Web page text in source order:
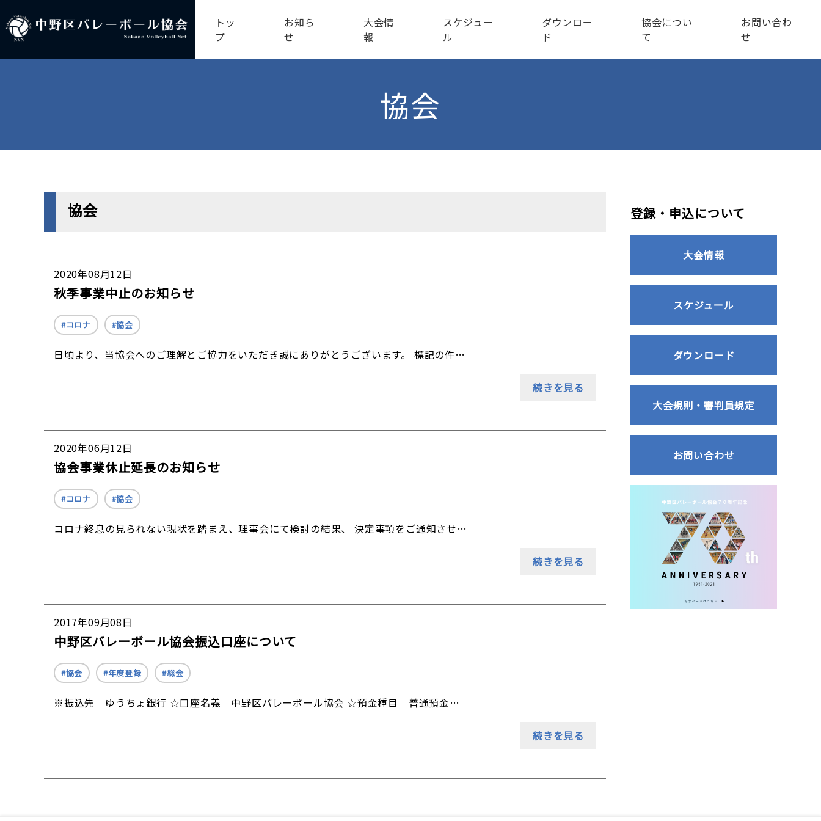
トッ
プ
お知ら
せ
大会情
報
スケジュー
ル
ダウンロー
ド
協会につい
て
お問い合わ
せ
協会
協会
2020年08月12日
秋季事業中止のお知らせ
コロナ 協会
日頃より、当協会へのご理解とご協力をいただき誠にありがとうございます。 標記の件…
続きを見る
2020年06月12日
協会事業休止延長のお知らせ
コロナ 協会
コロナ終息の見られない現状を踏まえ、理事会にて検討の結果、 決定事項をご通知させ…
続きを見る
2017年09月08日
中野区バレーボール協会振込口座について
協会 年度登録 総会
※振込先 ゆうちょ銀行 ☆口座名義 中野区バレーボール協会 ☆預金種目 普通預金…
続きを見る
登録・申込について
大会情報
スケジュール
ダウンロード
大会規則・審判員規定
お問い合わせ